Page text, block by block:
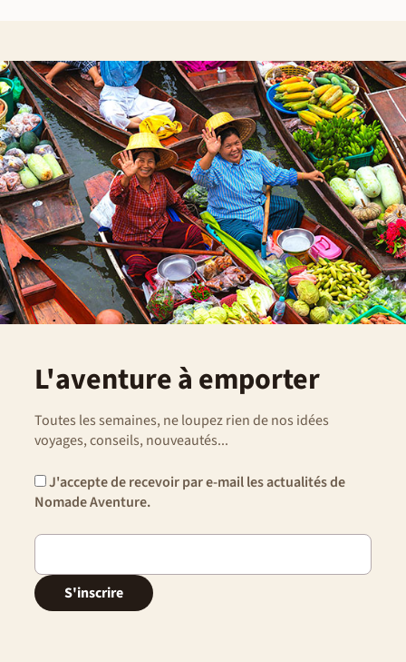
L'aventure à emporter
Toutes les semaines, ne loupez rien de nos idées
voyages, conseils, nouveautés...
J'accepte de recevoir par e-mail les actualités de
Nomade Aventure.
S'inscrire